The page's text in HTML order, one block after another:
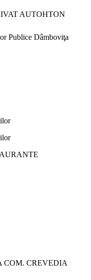
AUTOHTON
Publice Dâmboviţa
COM. CREVEDIA